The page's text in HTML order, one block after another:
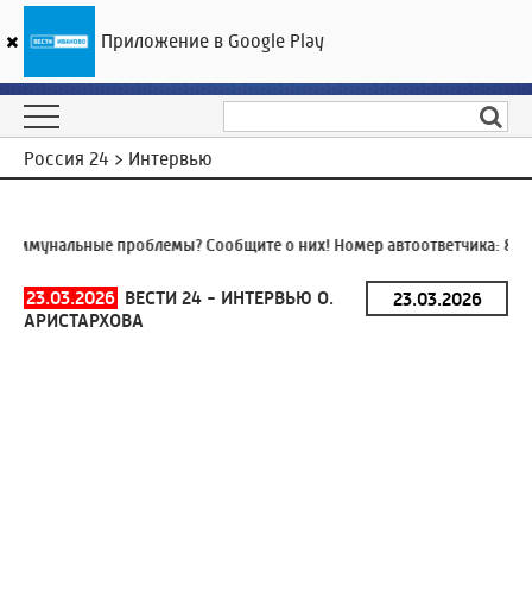
ГТРК «Ивтелерадио»
Россия 24 > Интервью
проблемы? Сообщите о них! Номер автоответчика:8
23.03.2026 ВЕСТИ 24 - ИНТЕРВЬЮ О.
АРИСТАРХОВА
Приложение в Google Play